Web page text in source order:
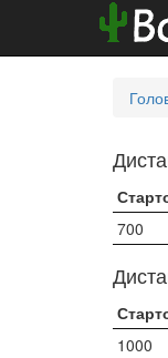
700
1000